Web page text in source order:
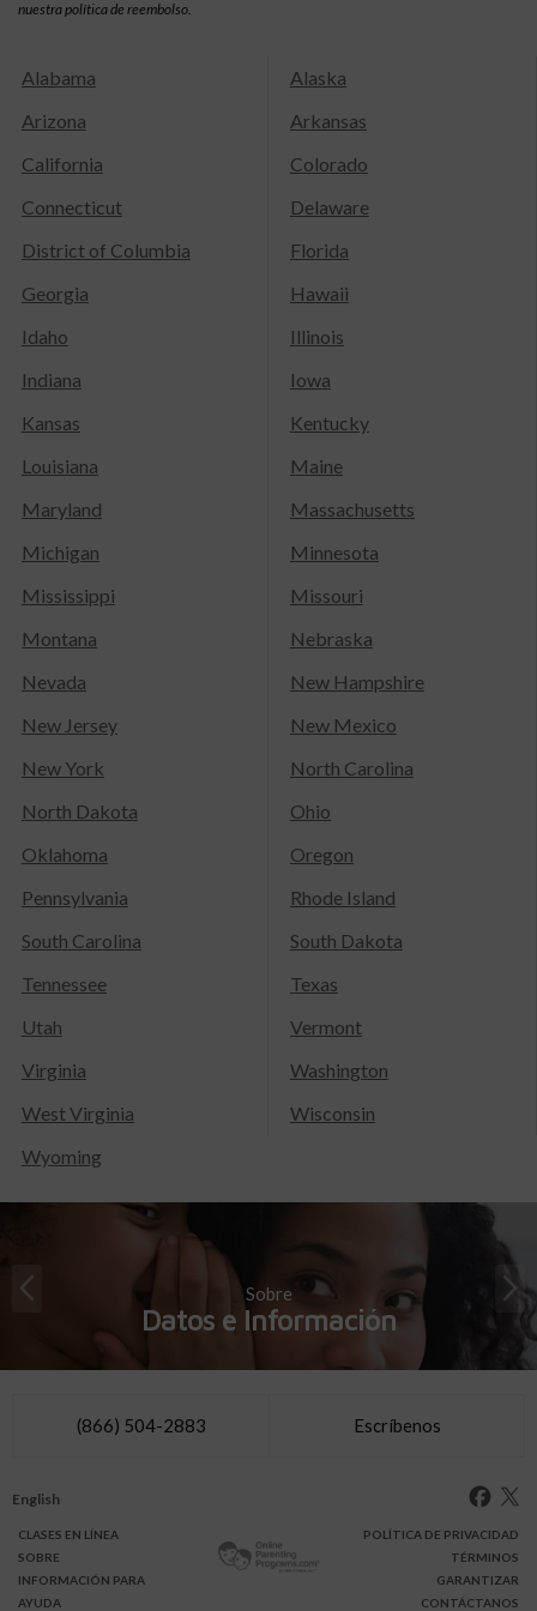
nuestra política de reembolso.
Alabama
Alaska
Arizona
Arkansas
California
Colorado
Connecticut
Delaware
District of Columbia
Florida
Georgia
Hawaii
Idaho
Illinois
Indiana
Iowa
Kansas
Kentucky
Louisiana
Maine
Maryland
Massachusetts
Michigan
Minnesota
Mississippi
Missouri
Montana
Nebraska
Nevada
New Hampshire
New Jersey
New Mexico
New York
North Carolina
North Dakota
Ohio
Oklahoma
Oregon
Pennsylvania
Rhode Island
South Carolina
South Dakota
Tennessee
Texas
Utah
Vermont
Virginia
Washington
West Virginia
Wisconsin
Wyoming
Sobre
Datos e Información
(866) 504-2883 Escríbenos
English
CLASES EN LÍNEA
SOBRE
INFORMACIÓN PARA
AYUDA
POLÍTICA DE PRIVACIDAD
TÉRMINOS
GARANTIZAR
CONTÁCTANOS